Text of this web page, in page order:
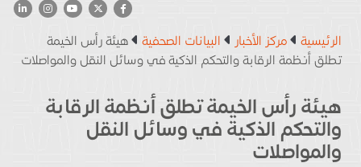
الرئيسية مركز الأخبار البيانات الصحفية
هيئة رأس الخيمة
تطلق أنظمة الرقابة والتحكم الذكية في وسائل النقل والمواصلات
هيئة رأس الخيمة تطلق أنظمة الرقابة
والتحكم الذكية في وسائل النقل
والمواصلات